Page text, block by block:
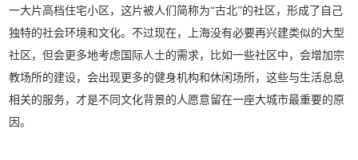
一大片高档住宅小区，这片被人们简称为“古北”的社区，形成了自己
独特的社会环境和文化。不过现在，上海没有必要再兴建类似的大型
社区，但会更多地考虑国际人士的需求，比如一些社区中，会增加宗
教场所的建设，会出现更多的健身机构和休闲场所，这些与生活息息
相关的服务，才是不同文化背景的人愿意留在一座大城市最重要的原
因。